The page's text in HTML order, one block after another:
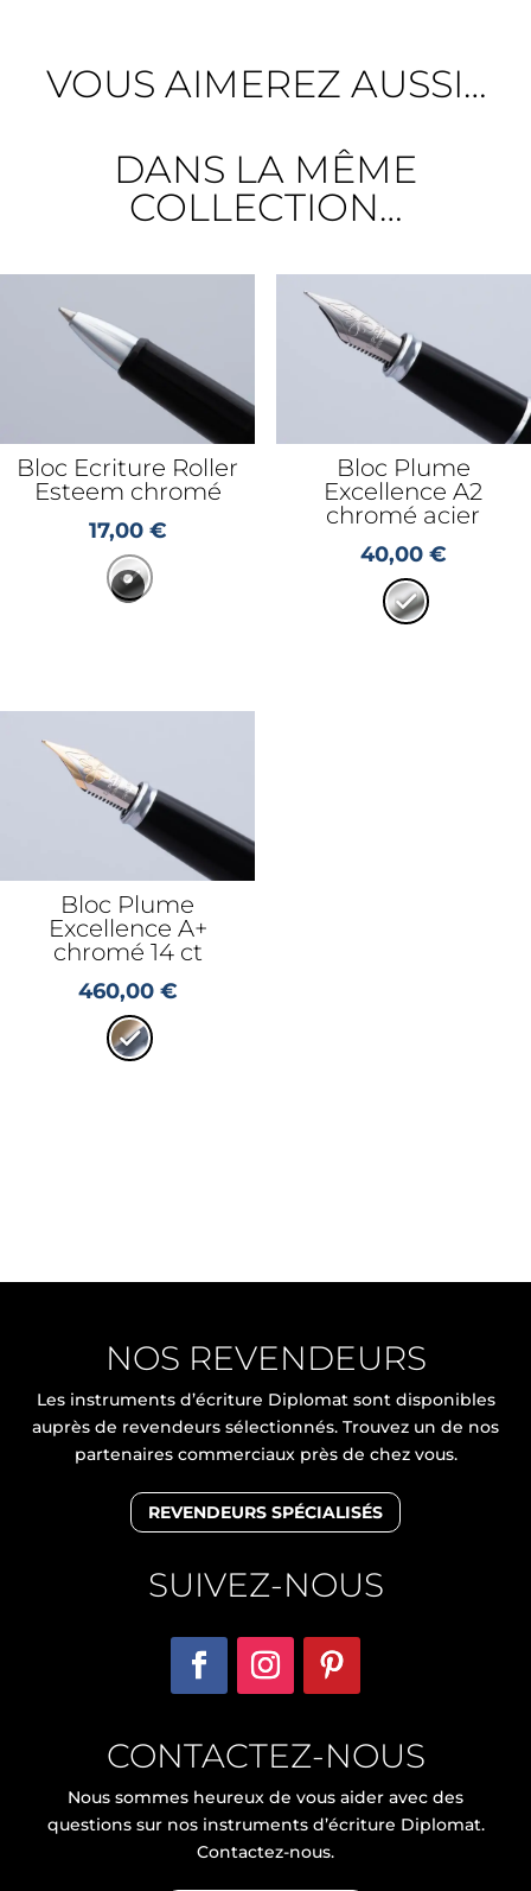
VOUS AIMEREZ AUSSI…
DANS LA MÊME
COLLECTION…
Bloc Ecriture Roller
Esteem chromé
17,00 €
Bloc Plume
Excellence A2
chromé acier
40,00 €
Bloc Plume
Excellence A+
chromé 14 ct
460,00 €
NOS REVENDEURS
Les instruments d’écriture Diplomat sont disponibles
auprès de revendeurs sélectionnés. Trouvez un de nos
partenaires commerciaux près de chez vous.
REVENDEURS SPÉCIALISÉS
SUIVEZ-NOUS
CONTACTEZ-NOUS
Nous sommes heureux de vous aider avec des
questions sur nos instruments d’écriture Diplomat.
Contactez-nous.